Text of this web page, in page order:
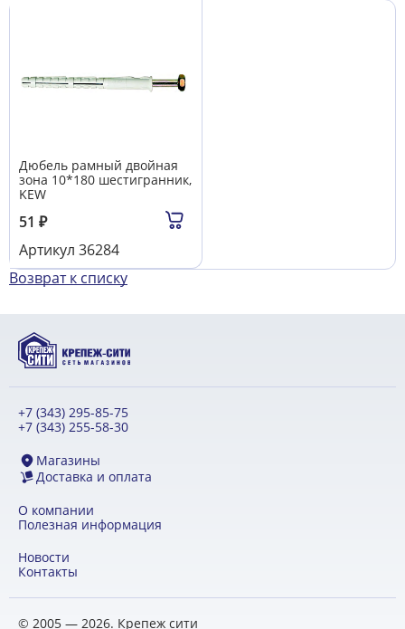
Дюбель рамный двойная
зона 10*180 шестигранник,
KEW
51 ₽
Артикул 36284
Возврат к списку
+7 (343) 295-85-75
+7 (343) 255-58-30
Магазины
Доставка и оплата
О компании
Полезная информация
Новости
Контакты
© 2005 — 2026. Крепеж сити